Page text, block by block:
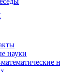
науки